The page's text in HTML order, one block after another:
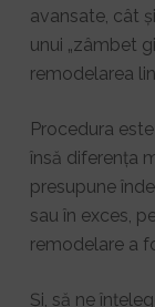
avansate, cât
unui „zâmbet
remodelarea
Procedura
însă diferența
presupune
sau în exces,
remodelare a
Și, să ne